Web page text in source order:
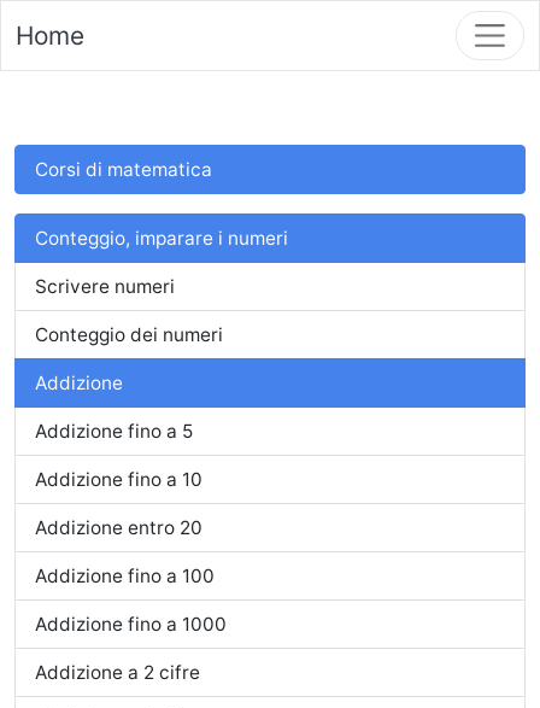
Home
Corsi di matematica
Conteggio, imparare i numeri
Scrivere numeri
Conteggio dei numeri
Addizione
Addizione fino a 5
Addizione fino a 10
Addizione entro 20
Addizione fino a 100
Addizione fino a 1000
Addizione a 2 cifre